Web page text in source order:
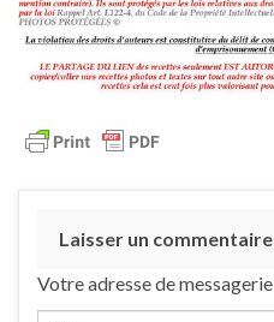
Laisser un commentaire
Votre adresse de